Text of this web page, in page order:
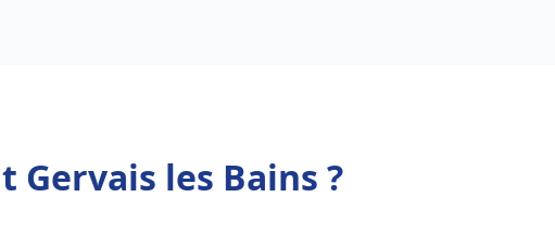
Gervais les Bains ?